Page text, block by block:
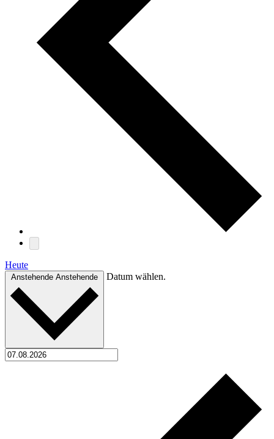
Heute
Anstehende Anstehende Datum wählen.